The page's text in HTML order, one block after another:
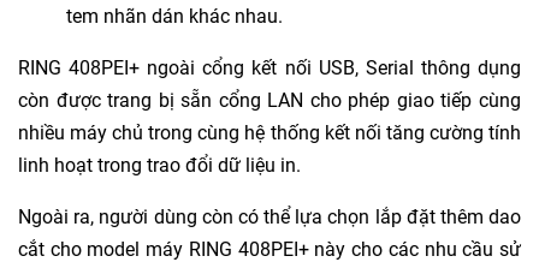
tem nhãn dán khác nhau.
RING 408PEI+ ngoài cổng kết nối USB, Serial thông dụng
còn được trang bị sẵn cổng LAN cho phép giao tiếp cùng
nhiều máy chủ trong cùng hệ thống kết nối tăng cường tính
linh hoạt trong trao đổi dữ liệu in.
Ngoài ra, người dùng còn có thể lựa chọn lắp đặt thêm dao
cắt cho model máy RING 408PEI+ này cho các nhu cầu sử